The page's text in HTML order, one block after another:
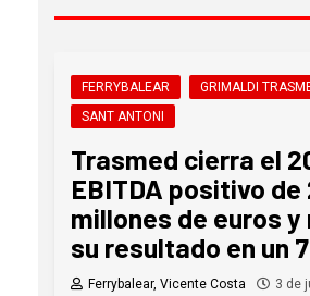
FERRYBALEAR
GRIMALDI
SANT ANTONI
Trasmed cierra el
EBITDA positivo de
millones de euros y
su resultado en un
Ferrybalear, Vicente Costa 3 de